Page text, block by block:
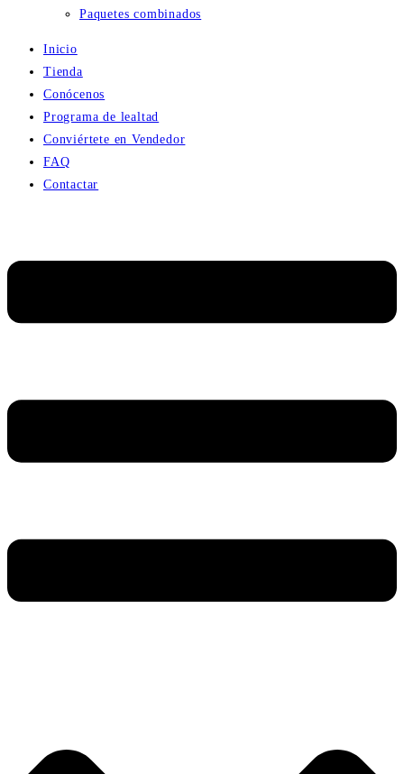
Paquetes combinados
Inicio
Tienda
Conócenos
Programa de lealtad
Conviértete en Vendedor
FAQ
Contactar